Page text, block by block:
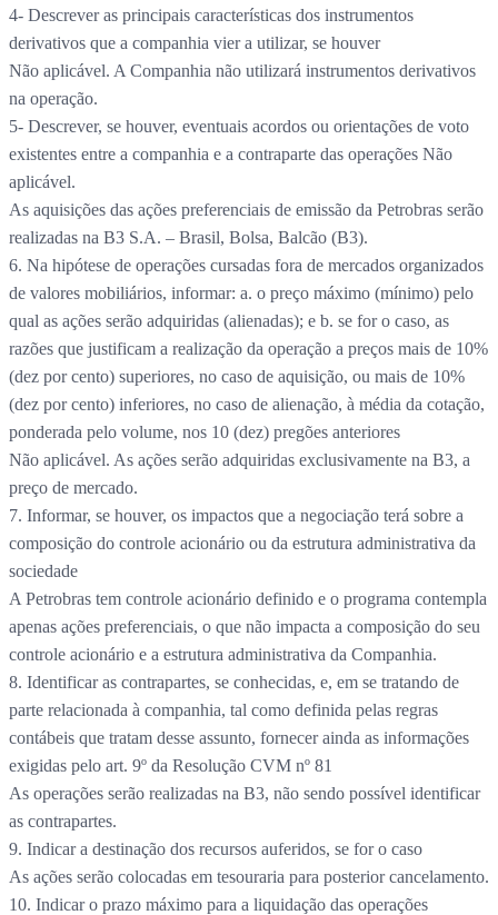
4- Descrever as principais características dos instrumentos
derivativos que a companhia vier a utilizar, se houver
Não aplicável. A Companhia não utilizará instrumentos derivativos
na operação.
5- Descrever, se houver, eventuais acordos ou orientações de voto
existentes entre a companhia e a contraparte das operações Não
aplicável.
As aquisições das ações preferenciais de emissão da Petrobras serão
realizadas na B3 S.A. – Brasil, Bolsa, Balcão (B3).
6. Na hipótese de operações cursadas fora de mercados organizados
de valores mobiliários, informar: a. o preço máximo (mínimo) pelo
qual as ações serão adquiridas (alienadas); e b. se for o caso, as
razões que justificam a realização da operação a preços mais de 10%
(dez por cento) superiores, no caso de aquisição, ou mais de 10%
(dez por cento) inferiores, no caso de alienação, à média da cotação,
ponderada pelo volume, nos 10 (dez) pregões anteriores
Não aplicável. As ações serão adquiridas exclusivamente na B3, a
preço de mercado.
7. Informar, se houver, os impactos que a negociação terá sobre a
composição do controle acionário ou da estrutura administrativa da
sociedade
A Petrobras tem controle acionário definido e o programa contempla
apenas ações preferenciais, o que não impacta a composição do seu
controle acionário e a estrutura administrativa da Companhia.
8. Identificar as contrapartes, se conhecidas, e, em se tratando de
parte relacionada à companhia, tal como definida pelas regras
contábeis que tratam desse assunto, fornecer ainda as informações
exigidas pelo art. 9º da Resolução CVM nº 81
As operações serão realizadas na B3, não sendo possível identificar
as contrapartes.
9. Indicar a destinação dos recursos auferidos, se for o caso
As ações serão colocadas em tesouraria para posterior cancelamento.
10. Indicar o prazo máximo para a liquidação das operações